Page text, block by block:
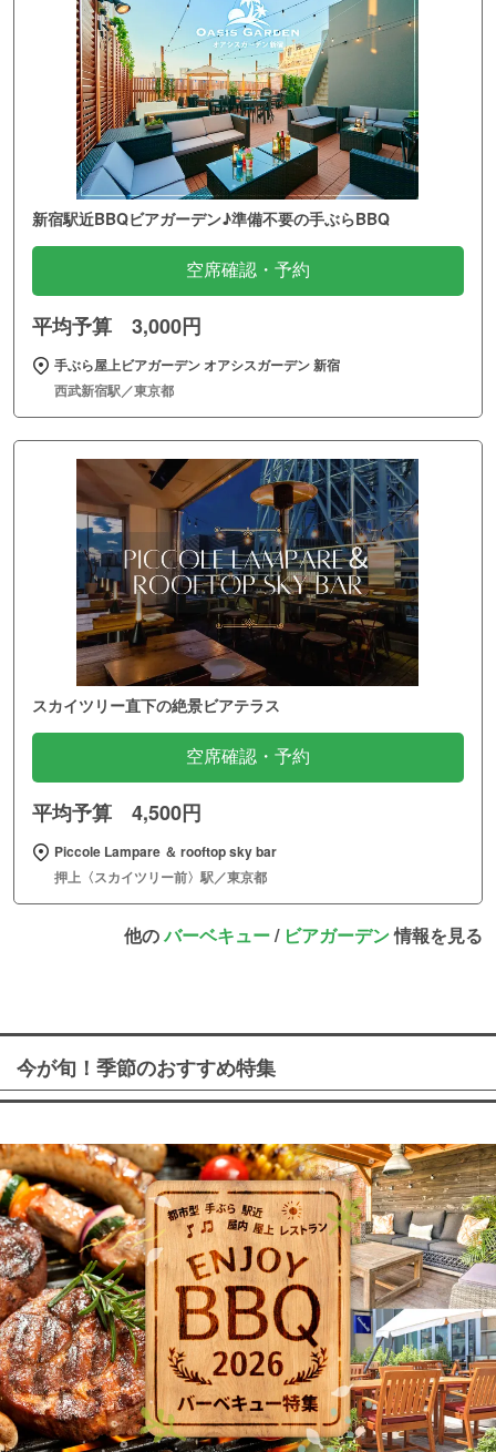
新宿駅近BBQビアガーデン♪準備不要の手ぶらBBQ
空席確認・予約
平均予算 3,000円
手ぶら屋上ビアガーデン オアシスガーデン 新宿
西武新宿駅／東京都
スカイツリー直下の絶景ビアテラス
空席確認・予約
平均予算 4,500円
Piccole Lampare ＆ rooftop sky bar
押上〈スカイツリー前〉駅／東京都
他のバーベキュー/ ビアガーデン情報を見る
今が旬！季節のおすすめ特集